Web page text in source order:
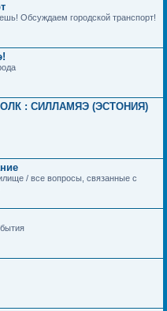
Обсуждаем городской транспорт!
: СИЛЛАМЯЭ (ЭСТОНИЯ)
/ все вопросы, связанные с